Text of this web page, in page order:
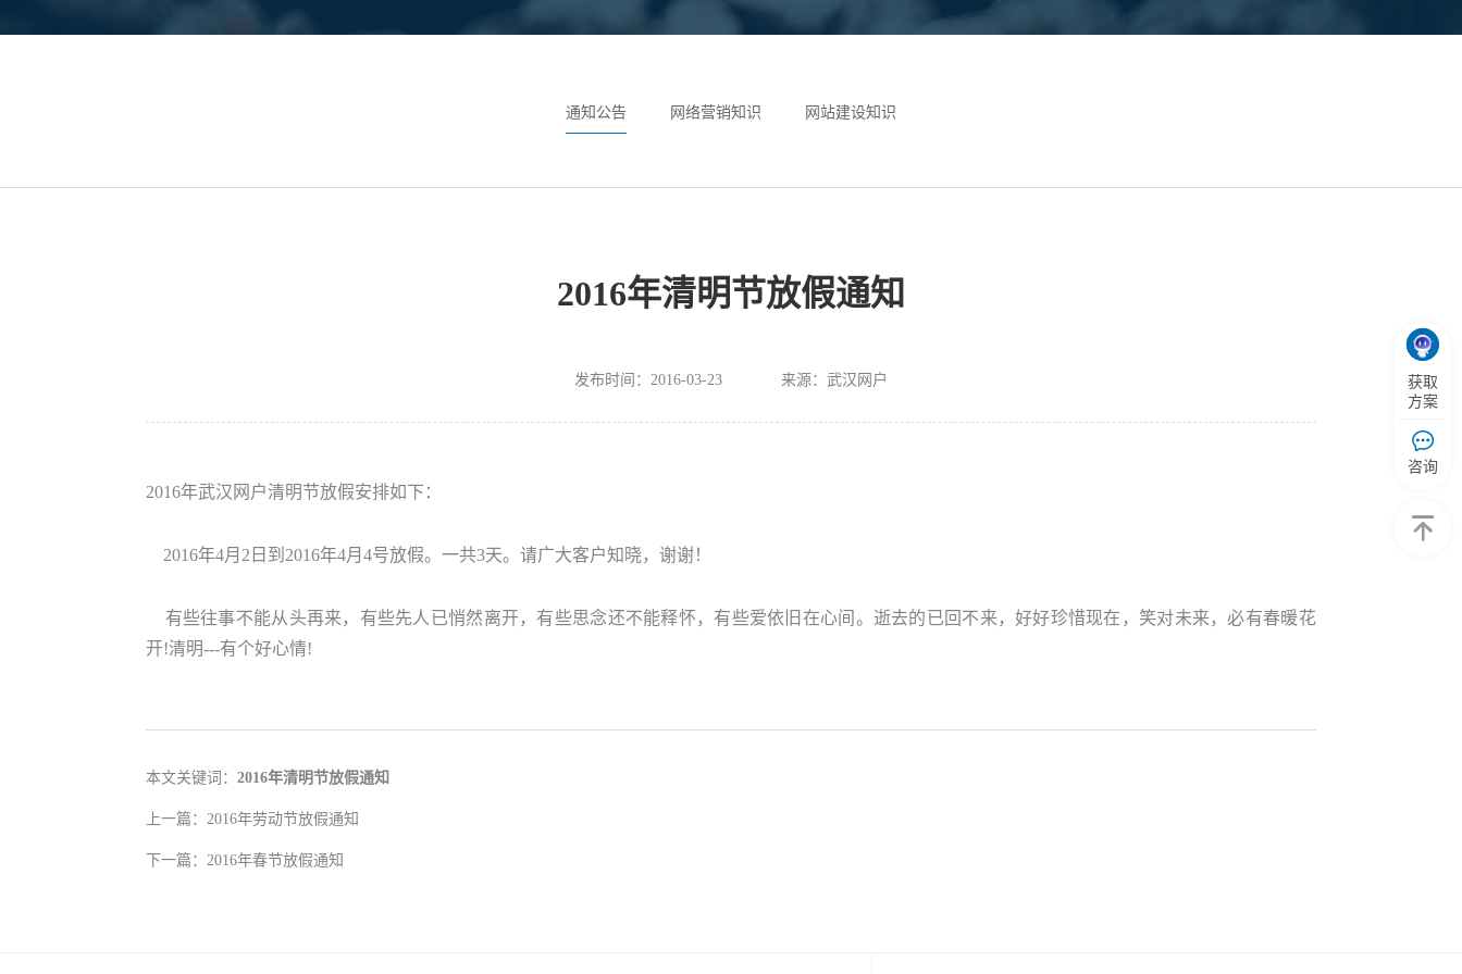
通知公告 网络营销知识 网站建设知识
2016年清明节放假通知
发布时间：2016-03-23 来源：武汉网户
2016年武汉网户清明节放假安排如下：
2016年4月2日到2016年4月4号放假。一共3天。请广大客户知晓，谢谢！
有些往事不能从头再来，有些先人已悄然离开，有些思念还不能释怀，有些爱依旧在心间。逝去的已回不来，好好珍惜现在，笑对未来，必有春暖花
开!清明---有个好心情!
本文关键词：2016年清明节放假通知
上一篇： 2016年劳动节放假通知
下一篇： 2016年春节放假通知
获取
方案
咨询